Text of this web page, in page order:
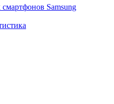
Samsung